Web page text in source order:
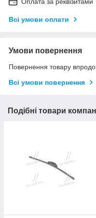
Оплата за реквізитами
Всі умови оплати
Умови повернення
Повернення товару
Всі умови повернення
Подібні товари